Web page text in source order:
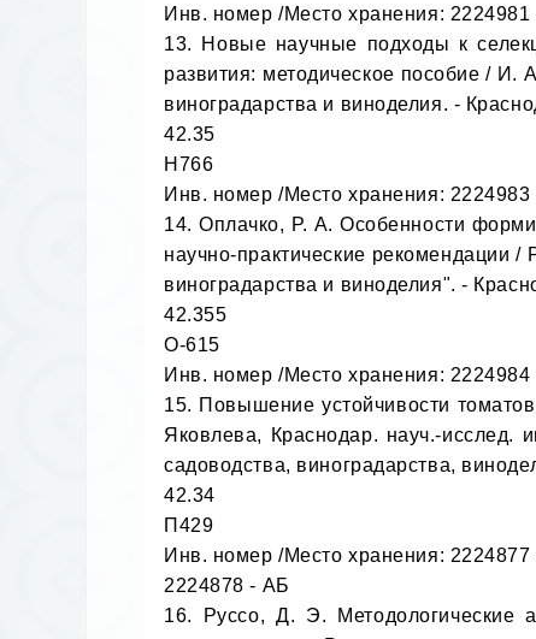
Инв. номер /Место хранения: 2224981
13. Новые научные подходы к
развития: методическое пособие /
виноградарства и виноделия. -
42.35
Н766
Инв. номер /Место хранения: 2224983
14. Оплачко, Р. А. Особенности
научно-практические рекомендации
виноградарства и виноделия". -
42.355
О-615
Инв. номер /Место хранения: 2224984
15. Повышение устойчивости
Яковлева, Краснодар. науч.-исслед.
садоводства, виноградарства,
42.34
П429
Инв. номер /Место хранения: 2224877
2224878 - АБ
16. Руссо, Д. Э. Методологические